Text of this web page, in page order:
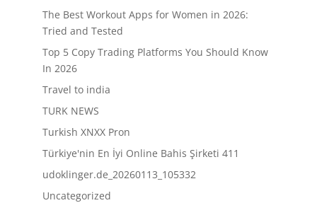
The Best Workout Apps for Women in 2026:
Tried and Tested
Top 5 Copy Trading Platforms You Should Know
In 2026
Travel to india
TURK NEWS
Turkish XNXX Pron
Türkiye'nin En İyi Online Bahis Şirketi 411
udoklinger.de_20260113_105332
Uncategorized